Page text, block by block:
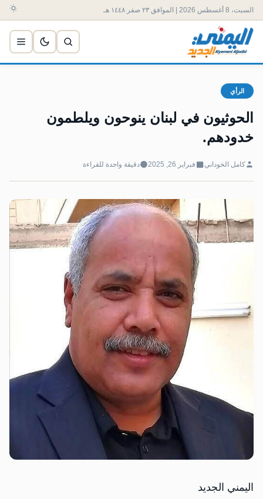
السبت، 8 أغسطس 2026 | الموافق ٢٣ صفر ١٤٤٨ هـ
الرأي
الحوثيون في لبنان ينوحون ويلطمون
خدودهم.
كامل الخوداني فبراير 26, 2025 دقيقة واحدة للقراءة
اليمني الجديد